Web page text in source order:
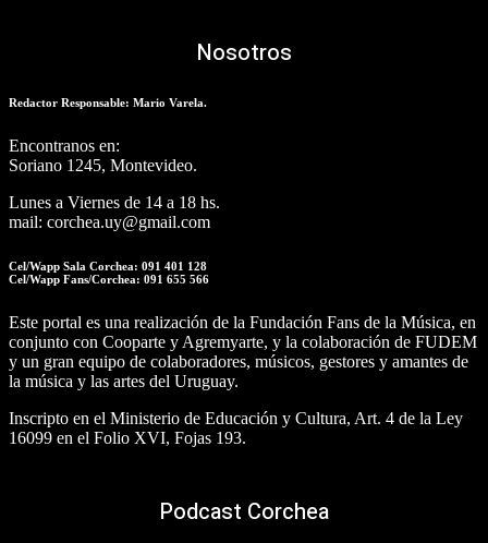
Nosotros
Redactor Responsable: Mario Varela.
Encontranos en:
Soriano 1245, Montevideo.
Lunes a Viernes de 14 a 18 hs.
mail: corchea.uy@gmail.com
Cel/Wapp Sala Corchea: 091 401 128
Cel/Wapp Fans/Corchea: 091 655 566
Este portal es una realización de la Fundación Fans de la Música, en
conjunto con Cooparte y Agremyarte, y la colaboración de FUDEM
y un gran equipo de colaboradores, músicos, gestores y amantes de
la música y las artes del Uruguay.
Inscripto en el Ministerio de Educación y Cultura, Art. 4 de la Ley
16099 en el Folio XVI, Fojas 193.
Podcast Corchea